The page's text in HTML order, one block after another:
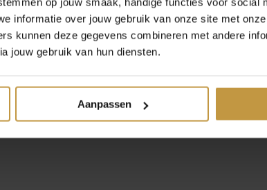
informatie over jouw gebruik van onze site met
kunnen deze gegevens combineren met andere
jouw gebruik van hun diensten.
Aanpassen